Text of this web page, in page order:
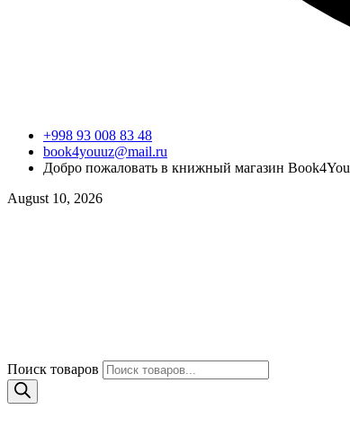
+998 93 008 83 48
book4youuz@mail.ru
Добро пожаловать в книжный магазин Book4You
August 10, 2026
Поиск товаров